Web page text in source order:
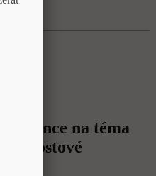
na téma
dorostové